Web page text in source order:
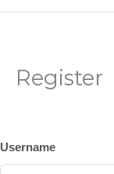
Register
Username